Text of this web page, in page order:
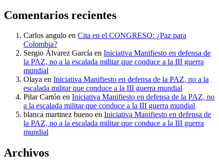
Comentarios recientes
Carlos angulo en Cita en el CONGRESO: ¿Paz para
Colombia?
Sergio Álvarez García en Iniciativa Manifiesto en defensa de
la PAZ, no a la escalada militar que conduce a la III guerra
mundial
Olaya en Iniciativa Manifiesto en defensa de la PAZ, no a la
escalada militar que conduce a la III guerra mundial
Pilar Cartón en Iniciativa Manifiesto en defensa de la PAZ, no
a la escalada militar que conduce a la III guerra mundial
blanca martinez bueno en Iniciativa Manifiesto en defensa de
la PAZ, no a la escalada militar que conduce a la III guerra
mundial
Archivos